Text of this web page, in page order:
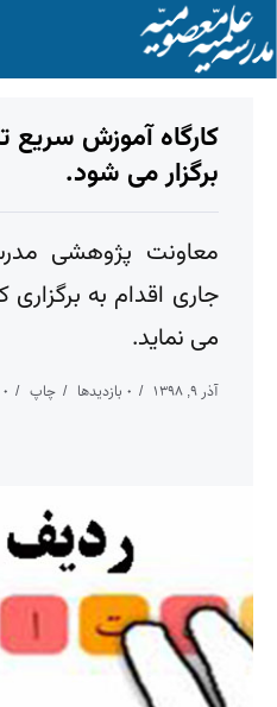
کارگاه آموزش سریع
برگزار می شود.
معاونت پژوهشی
جاری اقدام به
می نماید.
آذر ۹, ۱۳۹۸ ۰ بازدیدها چاپ ۰ دیدگاه ها